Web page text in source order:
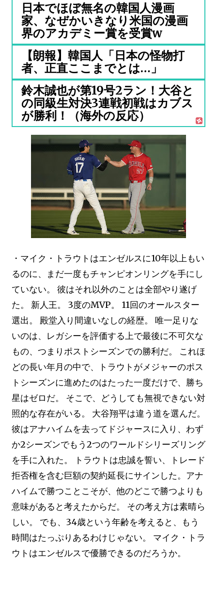
日本でほぼ無名の韓国人漫画
家、なぜかいきなり米国の漫画
界のアカデミー賞を受賞w
【朗報】韓国人「日本の怪物打
者、正直ここまでとは…」
鈴木誠也が第19号2ラン！大谷と
の同級生対決3連戦初戦はカブス
が勝利！（海外の反応）
・マイク・トラウトはエンゼルスに10年以上もい
るのに、まだ一度もチャンピオンリングを手にし
ていない。 彼はそれ以外のことは全部やり遂げ
た。 新人王。 3度のMVP。 11回のオールスター
選出。 殿堂入り間違いなしの経歴。 唯一足りな
いのは、レガシーを評価する上で最後に不可欠な
もの、つまりポストシーズンでの勝利だ。 これほ
どの長い年月の中で、トラウトがメジャーのポス
トシーズンに進めたのはたった一度だけで、勝ち
星はゼロだ。 そこで、どうしても無視できない対
照的な存在がいる。 大谷翔平は違う道を選んだ。
彼はアナハイムを去ってドジャースに入り、わず
か2シーズンでもう2つのワールドシリーズリング
を手に入れた。 トラウトは忠誠を誓い、トレード
拒否権を含む巨額の契約延長にサインした。アナ
ハイムで勝つことこそが、他のどこで勝つよりも
意味があると考えたからだ。 その考え方は素晴ら
しい。 でも、34歳という年齢を考えると、もう
時間はたっぷりあるわけじゃない。 マイク・トラ
ウトはエンゼルスで優勝できるのだろうか。